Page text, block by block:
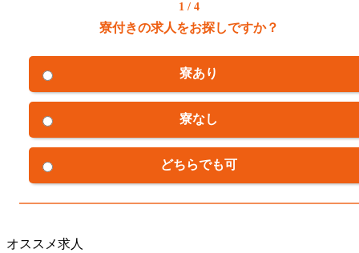
1 / 4
寮付きの求人をお探しですか？
寮あり
寮なし
どちらでも可
オススメ求人